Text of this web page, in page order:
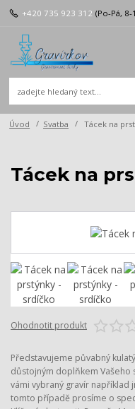
+420 735 923 312 (Po-Pá,
Úvod Svatba Tácek na
Tácek na
Ohodnotit produkt
Představujeme půvabný
důstojným doplňkem Vašeho
vámi vybraný gravír například
tomto případě prosíme o